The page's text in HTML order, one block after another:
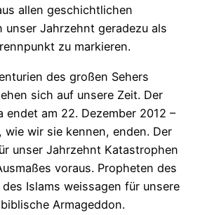
allen geschichtlichen
unser Jahrzehnt geradezu als
zu markieren.
des großen Sehers
sich auf unsere Zeit. Der
endet am 22. Dezember 2012 –
wie wir sie kennen, enden. Der
unser Jahrzehnt Katastrophen
voraus. Propheten des
Islams weissagen für unsere
Armageddon.